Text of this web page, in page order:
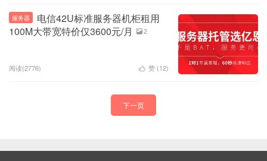
服务器
电信42U标准服务器机柜租用
100M大带宽特价仅3600元/月
 2
阅读(2776)  赞 (12)
下一页